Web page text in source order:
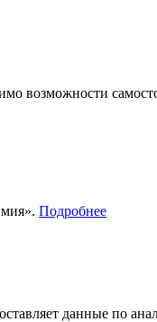
возможности
Подробнее
данные по